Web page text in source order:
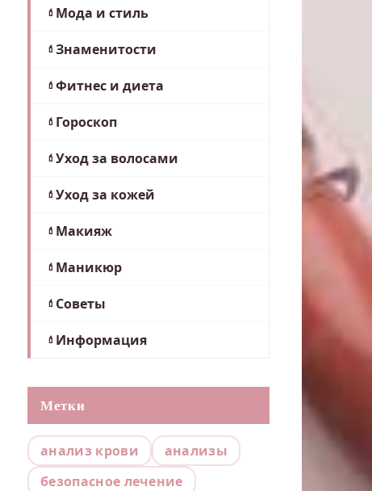
Мода и стиль
Знаменитости
Фитнес и диета
Гороскоп
Уход за волосами
Уход за кожей
Макияж
Маникюр
Советы
Информация
Метки
анализ крови
анализы
безопасное лечение